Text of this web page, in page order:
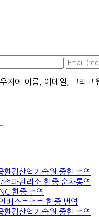
저에 이름, 이메일, 그리고
경산업기술원 중한 번역
파관리소 한중 순차통역
한중 번역
스트먼트 한중 번역
경산업기술원 중한 번역